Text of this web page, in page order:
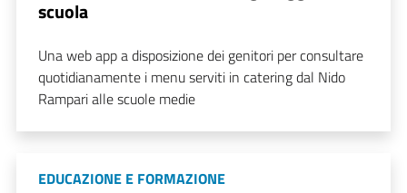
scuola
Una web app a disposizione dei genitori per consultare
quotidianamente i menu serviti in catering dal Nido
Rampari alle scuole medie
EDUCAZIONE E FORMAZIONE